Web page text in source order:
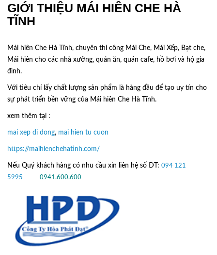
GIỚI THIỆU MÁI HIÊN CHE HÀ
TĨNH
Mái hiên Che Hà Tĩnh, chuyên thi công Mái Che, Mái Xếp, Bạt che,
Mái hiên cho các nhà xưởng, quán ăn, quán cafe, hồ bơi và hộ gia
đình.
Với tiêu chí lấy chất lượng sản phẩm là hàng đầu để tạo uy tín cho
sự phát triển bền vững của Mái hiên Che Hà Tĩnh.
xem thêm tại :
mai xep di dong, mai hien tu cuon
https://maihienchehatinh.com/
Nếu Quý khách hàng có nhu cầu xin liên hệ số ĐT: 094 121
5995
0941.600.600